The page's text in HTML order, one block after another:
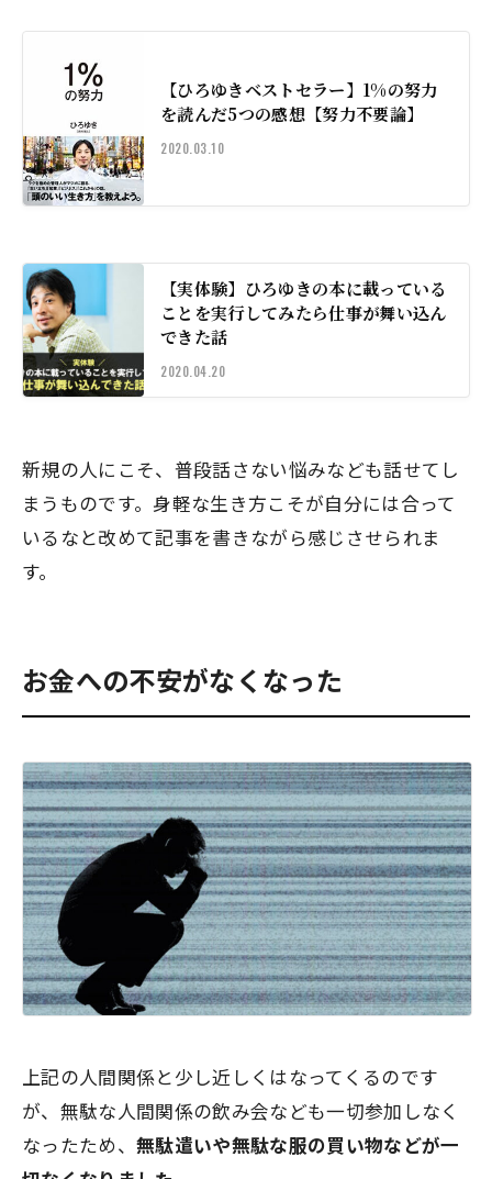
【ひろゆきベストセラー】1%の努力
を読んだ5つの感想【努力不要論】
2020.03.10
【実体験】ひろゆきの本に載っている
ことを実行してみたら仕事が舞い込ん
できた話
2020.04.20
新規の人にこそ、普段話さない悩みなども話せてし
まうものです。身軽な生き方こそが自分には合って
いるなと改めて記事を書きながら感じさせられま
す。
お金への不安がなくなった
上記の人間関係と少し近しくはなってくるのです
が、無駄な人間関係の飲み会なども一切参加しなく
なったため、無駄遣いや無駄な服の買い物などが一